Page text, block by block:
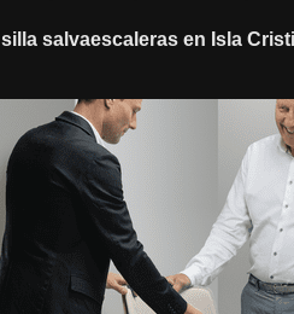
silla salvaescaleras en Isla